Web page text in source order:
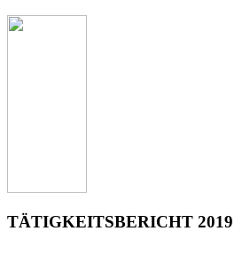
TÄTIGKEITSBERICHT 2019